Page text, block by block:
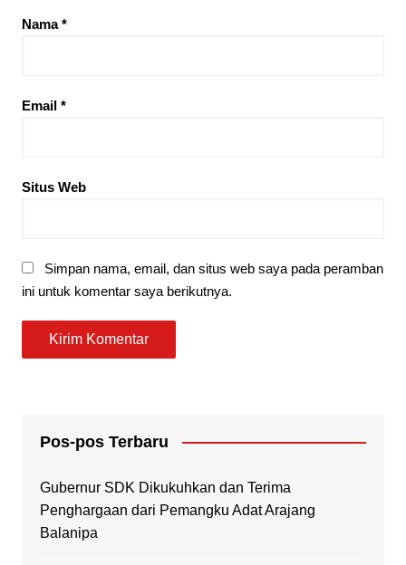
Nama*
Email *
Situs Web
Simpan nama, email, dan situs web saya pada peramban
ini untuk komentar saya berikutnya.
Pos-pos Terbaru
Gubernur SDK Dikukuhkan dan Terima
Penghargaan dari Pemangku Adat Arajang
Balanipa